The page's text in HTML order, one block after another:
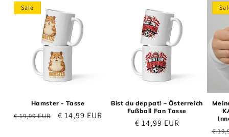
Sale
Hamster - Tasse
Normaler Preis
€ 19,99 EUR Verkaufspreis
€ 14,99 EUR
Bist du deppat! – Österreich
Fußball Fan Tasse
Normaler Preis
€ 14,99 EUR
€